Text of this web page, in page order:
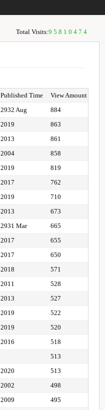
Total Visits:95810474
Published Time
View Amount
2932 Aug
884
2019
863
2013
861
2004
858
2019
819
2017
762
2019
710
2013
673
2931 Mar
665
2017
655
2017
650
2018
571
2011
528
2013
527
2019
522
2019
520
2016
518
513
2020
513
2002
498
2009
495